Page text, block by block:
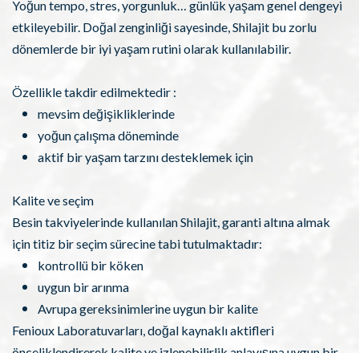
Yoğun tempo, stres, yorgunluk… günlük yaşam genel dengeyi
etkileyebilir. Doğal zenginliği sayesinde, Shilajit bu zorlu
dönemlerde bir iyi yaşam rutini olarak kullanılabilir.
Özellikle takdir edilmektedir :
mevsim değişikliklerinde
yoğun çalışma döneminde
aktif bir yaşam tarzını desteklemek için
Kalite ve seçim
Besin takviyelerinde kullanılan Shilajit, garanti altına almak
için titiz bir seçim sürecine tabi tutulmaktadır:
kontrollü bir köken
uygun bir arınma
Avrupa gereksinimlerine uygun bir kalite
Fenioux Laboratuvarları, doğal kaynaklı aktifleri